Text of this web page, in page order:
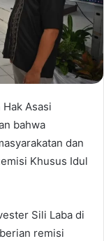
Asasi
bahwa
dan
Khusus Idul
Sili Laba di
remisi